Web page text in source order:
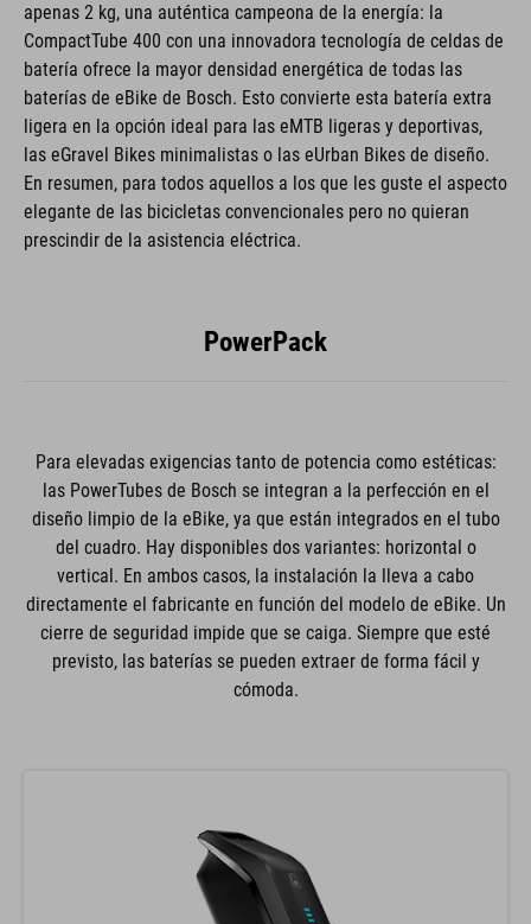
apenas 2 kg, una auténtica campeona de la energía: la
CompactTube 400 con una innovadora tecnología de celdas de
batería ofrece la mayor densidad energética de todas las
baterías de eBike de Bosch. Esto convierte esta batería extra
ligera en la opción ideal para las eMTB ligeras y deportivas,
las eGravel Bikes minimalistas o las eUrban Bikes de diseño.
En resumen, para todos aquellos a los que les guste el aspecto
elegante de las bicicletas convencionales pero no quieran
prescindir de la asistencia eléctrica.
PowerPack
Para elevadas exigencias tanto de potencia como estéticas:
las PowerTubes de Bosch se integran a la perfección en el
diseño limpio de la eBike, ya que están integrados en el tubo
del cuadro. Hay disponibles dos variantes: horizontal o
vertical. En ambos casos, la instalación la lleva a cabo
directamente el fabricante en función del modelo de eBike. Un
cierre de seguridad impide que se caiga. Siempre que esté
previsto, las baterías se pueden extraer de forma fácil y
cómoda.